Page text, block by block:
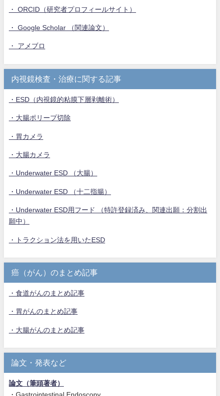
・ ORCID（研究者プロフィールサイト）
・ Google Scholar （関連論文）
・ アメブロ
内視鏡検査・治療に関する記事
・ESD（内視鏡的粘膜下層剥離術）
・大腸ポリープ切除
・胃カメラ
・大腸カメラ
・Underwater ESD （大腸）
・Underwater ESD （十二指腸）
・Underwater ESD用フード （特許登録済み、関連出願：分割出
願中）
・トラクション法を用いたESD
癌（がん）のまとめ記事
・食道がんのまとめ記事
・胃がんのまとめ記事
・大腸がんのまとめ記事
論文・発表など
論文（筆頭著者）
・Gastrointestinal Endoscopy